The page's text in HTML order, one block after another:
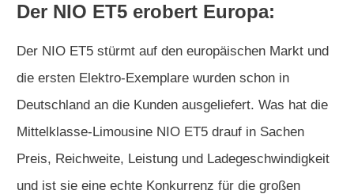
Der NIO ET5 erobert Europa:
Der NIO ET5 stürmt auf den europäischen Markt und
die ersten Elektro-Exemplare wurden schon in
Deutschland an die Kunden ausgeliefert. Was hat die
Mittelklasse-Limousine NIO ET5 drauf in Sachen
Preis, Reichweite, Leistung und Ladegeschwindigkeit
und ist sie eine echte Konkurrenz für die großen